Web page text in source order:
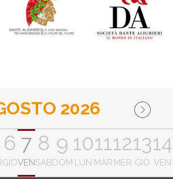
2026
6
GIO
7
VEN
8
SAB
9
DOM
10
LUN
11
MAR
12
MER
13
GIO
14
VEN